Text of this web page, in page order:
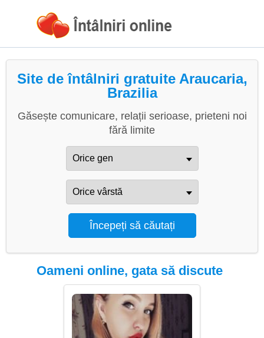
Site de întâlniri gratuite Araucaria,
Brazilia
Găsește comunicare, relații serioase, prieteni noi
fără limite
Oameni online, gata să discute